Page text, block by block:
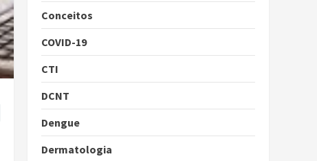
Conceitos
COVID-19
CTI
DCNT
Dengue
Dermatologia